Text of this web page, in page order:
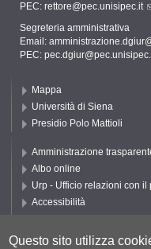
PEC: rettore@pec.unisipec.it
Segreteria amministrativa
Email:
PEC:
Mappa
Università di Siena
Presidio Polo Mattioli
Amministrazione
Albo online
Urp - Ufficio relazioni con il
Accessibilità
Cookie settings
Questo sito utilizza